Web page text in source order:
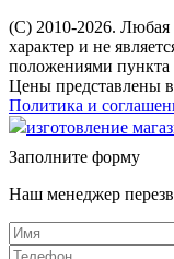
(C) 2010-2026. Любая
характер и не
положениями пункта
Цены представлены
Политика и
изготовление
Заполните форму
Наш менеджер